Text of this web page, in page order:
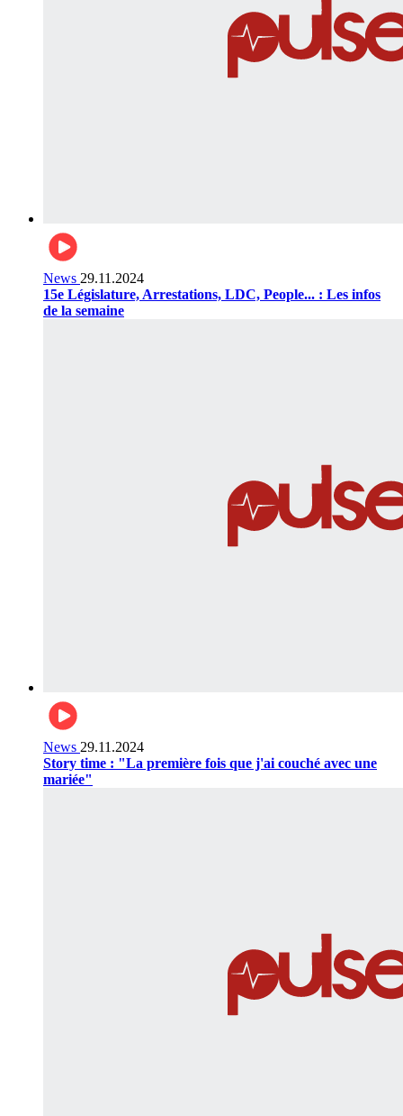
News 29.11.2024
15e Législature, Arrestations, LDC, People... : Les infos
de la semaine
News 29.11.2024
Story time : "La première fois que j'ai couché avec une
mariée"